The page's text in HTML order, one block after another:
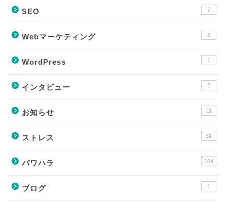
SEO 7
Webマーケティング 8
WordPress 1
インタビュー 2
お知らせ 11
ストレス 31
パワハラ 104
ブログ 1